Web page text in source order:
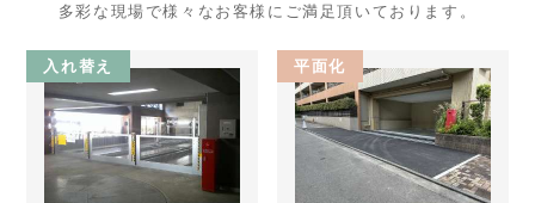
多彩な現場で様々なお客様にご満足頂いております。
入れ替え 平面化